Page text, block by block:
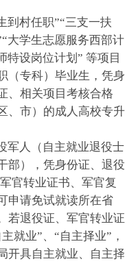
到村任职”“三支一扶
大学生志愿服务西部计
特设岗位计划” 等项目
（专科）毕业生，凭身
、相关项目考核合格
、市）的成人高校专升
军人（自主就业退役士
部），凭身份证、退役
官转业证书、军官复
申请免试就读所在省
若退役证、军官转业证
就业”、“自主择业”，
开具自主就业、自主择